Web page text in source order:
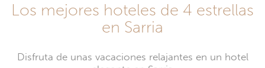
Los mejores hoteles de 4 estrellas
en Sarria
Disfruta de unas vacaciones relajantes en un hotel